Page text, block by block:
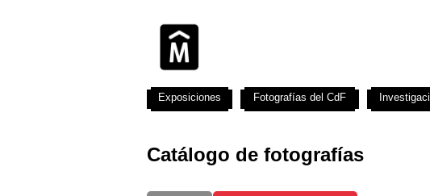
Catálogo de fotografías
Exposiciones Fotografías del CdF